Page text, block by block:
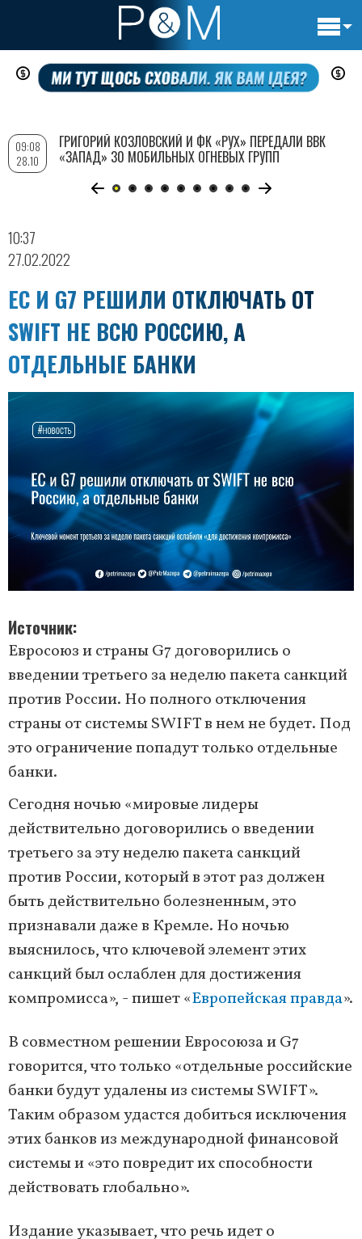
Перейти
содержанию
10:37
27.02.2022
ЕС И G7 РЕШИЛИ ОТКЛЮЧАТЬ ОТ
SWIFT НЕ ВСЮ РОССИЮ, А
ОТДЕЛЬНЫЕ БАНКИ
Источник
Евросоюз и страны G7 договорились о
введении третьего за неделю пакета санкций
против России. Но полного отключения
страны от системы SWIFT в нем не будет. Под
это ограничение попадут только отдельные
банки.
Сегодня ночью «мировые лидеры
действительно договорились о введении
третьего за эту неделю пакета санкций
против России, который в этот раз должен
быть действительно болезненным, это
признавали даже в Кремле. Но ночью
выяснилось, что ключевой элемент этих
санкций был ослаблен для достижения
компромисса», - пишет «Европейская правда».
В совместном решении Евросоюза и G7
говорится, что только «отдельные российские
банки будут удалены из системы SWIFT».
Таким образом удастся добиться исключения
этих банков из международной финансовой
системы и «это повредит их способности
действовать глобально».
Издание указывает, что речь идет о
09:08
28.10
ГРИГОРИЙ КОЗЛОВСКИЙ И ФК «РУХ» ПЕРЕДАЛИ ВВК
«ЗАПАД» 30 МОБИЛЬНЫХ ОГНЕВЫХ ГРУПП